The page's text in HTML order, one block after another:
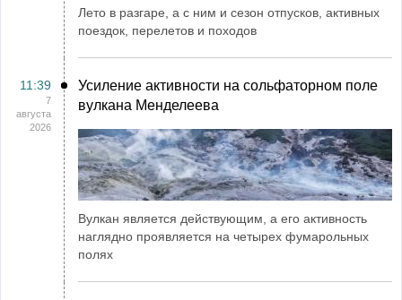
Лето в разгаре, а с ним и сезон отпусков, активных
поездок, перелетов и походов
11:39
7
августа
2026
Усиление активности на сольфаторном поле
вулкана Менделеева
Вулкан является действующим, а его активность
наглядно проявляется на четырех фумарольных
полях